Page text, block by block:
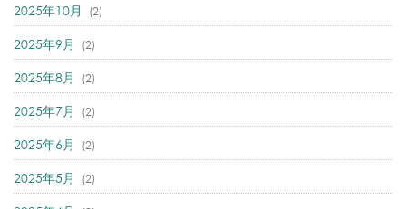
2025年10月 (2)
2025年9月 (2)
2025年8月 (2)
2025年7月 (2)
2025年6月 (2)
2025年5月 (2)